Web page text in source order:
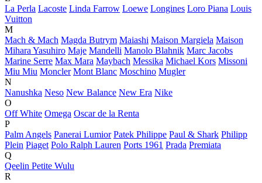
La Perla Lacoste Linda Farrow Loewe Longines Loro Piana Louis
Vuitton
M
Mach & Mach Magda Butrym Maiashi Maison Margiela Maison
Mihara Yasuhiro Maje Mandelli Manolo Blahnik Marc Jacobs
Marine Serre Max Mara Maybach Messika Michael Kors Missoni
Miu Miu Moncler Mont Blanc Moschino Mugler
N
Nanushka Neso New Balance New Era Nike
O
Off White Omega Oscar de la Renta
P
Palm Angels Panerai Lumior Patek Philippe Paul & Shark Philipp
Plein Piaget Polo Ralph Lauren Ports 1961 Prada Premiata
Q
Qeelin Petite Wulu
R